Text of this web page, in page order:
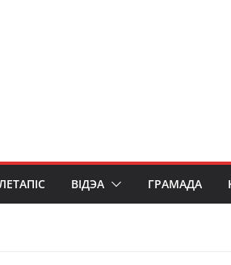
ВІДЭА ГРАМАДА